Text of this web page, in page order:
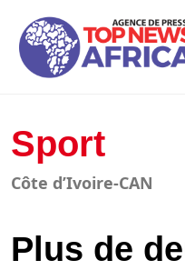
Sport
Côte d’Ivoire-CAN
Plus de